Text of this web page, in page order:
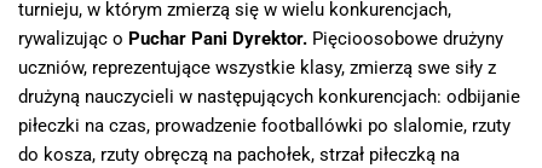
turnieju, w którym zmierzą się w wielu konkurencjach,
rywalizując o Puchar Pani Dyrektor. Pięcioosobowe drużyny
uczniów, reprezentujące wszystkie klasy, zmierzą swe siły z
drużyną nauczycieli w następujących konkurencjach: odbijanie
piłeczki na czas, prowadzenie footballówki po slalomie, rzuty
do kosza, rzuty obręczą na pachołek, strzał piłeczką na